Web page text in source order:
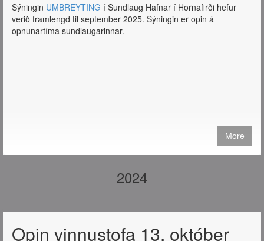
Sýningin UMBREYTING í Sundlaug Hafnar í Hornafirði hefur
verið framlengd til september 2025. Sýningin er opin á
opnunartíma sundlaugarinnar.
More
2024
Opin vinnustofa 13. október